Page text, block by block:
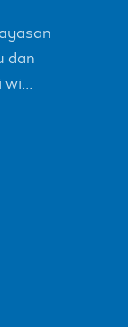
dan
wi...